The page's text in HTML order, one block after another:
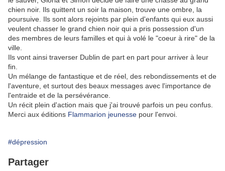
chien noir. Ils quittent un soir la maison, trouve une ombre, la
poursuive. Ils sont alors rejoints par plein d'enfants qui eux aussi
veulent chasser le grand chien noir qui a pris possession d'un
des membres de leurs familles et qui à volé le "coeur à rire" de la
ville.
Ils vont ainsi traverser Dublin de part en part pour arriver à leur
fin.
Un mélange de fantastique et de réel, des rebondissements et de
l'aventure, et surtout des beaux messages avec l'importance de
l'entraide et de la persévérance.
Un récit plein d'action mais que j'ai trouvé parfois un peu confus.
Merci aux éditions Flammarion jeunesse pour l'envoi.
#dépression
Partager